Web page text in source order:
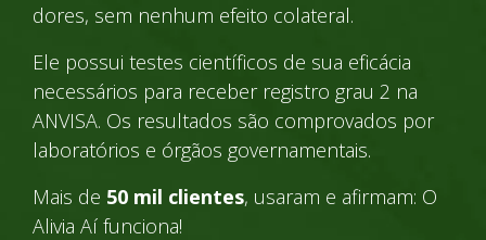
dores, sem nenhum efeito colateral.
Ele possui testes científicos de sua eficácia
necessários para receber registro grau 2 na
ANVISA. Os resultados são comprovados por
laboratórios e órgãos governamentais.
Mais de 50 mil clientes, usaram e afirmam: O
Alivia Aí funciona!